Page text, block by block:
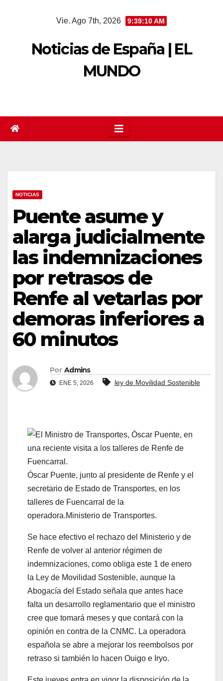
Vie. Ago 7th, 2026 9:39:11 AM
Noticias de España | EL
MUNDO
NOTICIAS
Puente asume y
alarga judicialmente
las indemnizaciones
por retrasos de
Renfe al vetarlas por
demoras inferiores a
60 minutos
Por Admins
ENE 5, 2026 ley de Movilidad Sostenible
Óscar Puente, junto al presidente de Renfe y el
secretario de Estado de Transportes, en los
talleres de Fuencarral de la
operadora.Ministerio de Transportes.
Se hace efectivo el rechazo del Ministerio y de
Renfe de volver al anterior régimen de
indemnizaciones, como obliga este 1 de enero
la Ley de Movilidad Sostenible, aunque la
Abogacía del Estado señala que antes hace
falta un desarrollo reglamentario que el ministro
cree que tomará meses y que contará con la
opinión en contra de la CNMC. La operadora
española se abre a mejorar los reembolsos por
retraso si también lo hacen Ouigo e Iryo.